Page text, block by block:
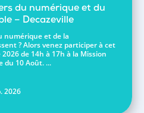
du numérique et du
– Decazeville
numérique et de la
? Alors venez participer à cet
de 14h à 17h à la Mission
du 10 Août. ...
2026